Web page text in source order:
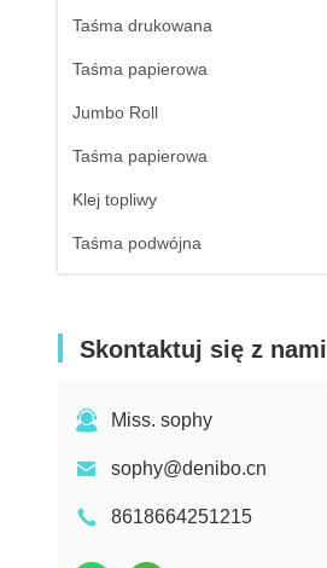
Taśma drukowana
Taśma papierowa
Jumbo Roll
Taśma papierowa
Klej topliwy
Taśma podwójna
Skontaktuj się z nami
Miss. sophy
sophy@denibo.cn
8618664251215